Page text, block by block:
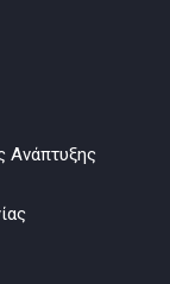
Ανάπτυξης